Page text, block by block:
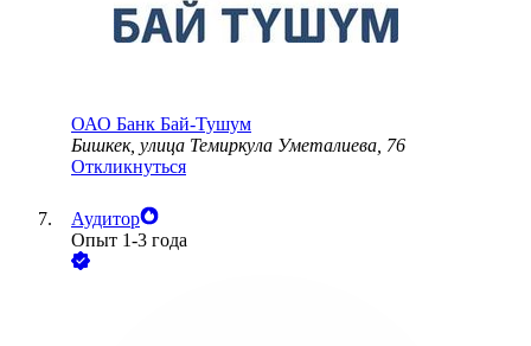
ОАО Банк Бай-Тушум
Бишкек, улица Темиркула Уметалиева, 76
Откликнуться
Аудитор
Опыт 1-3 года